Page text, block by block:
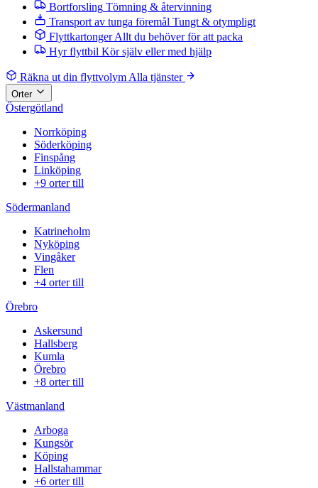
Bortforsling Tömning & återvinning
Transport av tunga föremål Tungt & otympligt
Flyttkartonger Allt du behöver för att packa
Hyr flyttbil Kör själv eller med hjälp
Räkna ut din flyttvolym Alla tjänster
Orter
Östergötland
Norrköping
Söderköping
Finspång
Linköping
+9 orter till
Södermanland
Katrineholm
Nyköping
Vingåker
Flen
+4 orter till
Örebro
Askersund
Hallsberg
Kumla
Örebro
+8 orter till
Västmanland
Arboga
Kungsör
Köping
Hallstahammar
+6 orter till